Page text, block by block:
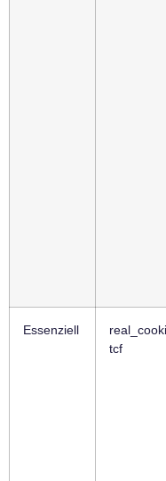
Essenziell
tcf